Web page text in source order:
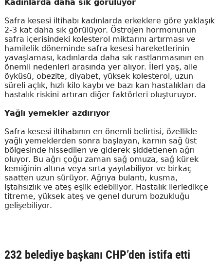
Kadınlarda daha sık görülüyor
Safra kesesi iltihabı kadınlarda erkeklere göre yaklaşık
2-3 kat daha sık görülüyor. Östrojen hormonunun
safra içerisindeki kolesterol miktarını artırması ve
hamilelik döneminde safra kesesi hareketlerinin
yavaşlaması, kadınlarda daha sık rastlanmasının en
önemli nedenleri arasında yer alıyor. İleri yaş, aile
öyküsü, obezite, diyabet, yüksek kolesterol, uzun
süreli açlık, hızlı kilo kaybı ve bazı kan hastalıkları da
hastalık riskini artıran diğer faktörleri oluşturuyor.
Yağlı yemekler azdırıyor
Safra kesesi iltihabının en önemli belirtisi, özellikle
yağlı yemeklerden sonra başlayan, karnın sağ üst
bölgesinde hissedilen ve giderek şiddetlenen ağrı
oluyor. Bu ağrı çoğu zaman sağ omuza, sağ kürek
kemiğinin altına veya sırta yayılabiliyor ve birkaç
saatten uzun sürüyor. Ağrıya bulantı, kusma,
iştahsızlık ve ateş eşlik edebiliyor. Hastalık ilerledikçe
titreme, yüksek ateş ve genel durum bozukluğu
gelişebiliyor.
232 belediye başkanı CHP’den istifa etti